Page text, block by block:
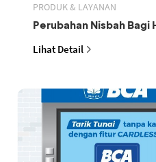
PRODUK & LAYANAN
Perubahan Nisbah Bagi
Lihat Detail